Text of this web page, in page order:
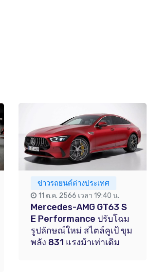
ข่าวรถยนต์ต่างประเทศ
11 ต.ค. 2566 เวลา 19:40 น.
Mercedes-AMG GT63 S
E Performance ปรับโฉม
รูปลักษณ์ใหม่ สไตล์คูเป้ ขุม
พลัง 831 แรงม้าเท่าเดิม